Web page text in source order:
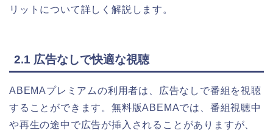
リットについて詳しく解説します。
2.1 広告なしで快適な視聴
ABEMAプレミアムの利用者は、広告なしで番組を視聴
することができます。無料版ABEMAでは、番組視聴中
や再生の途中で広告が挿入されることがありますが、